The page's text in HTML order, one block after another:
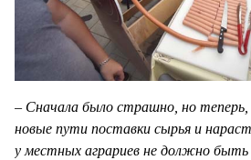
– Сначала было страшно, но
новые пути поставки сырья и
у местных аграриев не должно быть